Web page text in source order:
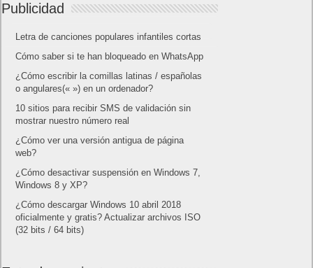
Categorías
Android Apple
Destacada
Hardware
Internet
Juegos
Lo más visto y recomendado
Móviles
Patrocinado
Seguridad
Sin categoría
Smartwatch
Software
Letra de canciones populares infantiles cortas
Cómo saber si te han bloqueado en WhatsApp
¿Cómo escribir la comillas latinas / españolas